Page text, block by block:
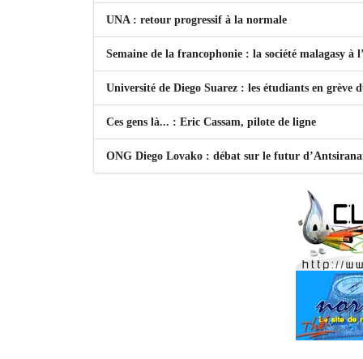
UNA : retour progressif à la normale
Semaine de la francophonie : la société malagasy à
Université de Diego Suarez : les étudiants en grève
Ces gens là... : Eric Cassam, pilote de ligne
ONG Diego Lovako : débat sur le futur